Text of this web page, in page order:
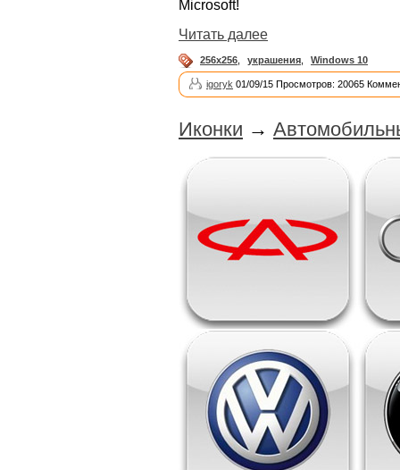
Microsoft!
Читать далее
256x256 украшения Windows 10
igoryk 01/09/15 Просмотров: 20065
Иконки →